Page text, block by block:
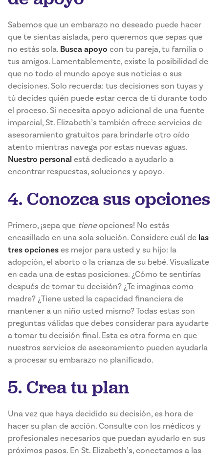
Sabemos que un embarazo no deseado puede hacer
que te sientas aislada, pero queremos que sepas que
no estás sola. Busca apoyo con tu pareja, tu familia o
tus amigos. Lamentablemente, existe la posibilidad de
que no todo el mundo apoye sus noticias o sus
decisiones. Solo recuerda: tus decisiones son tuyas y
tú decides quién puede estar cerca de ti durante todo
el proceso. Si necesita apoyo adicional de una fuente
imparcial, St. Elizabeth’s también ofrece servicios de
asesoramiento gratuitos para brindarle otro oído
atento mientras navega por estas nuevas aguas.
Nuestro personal está dedicado a ayudarlo a
encontrar respuestas, soluciones y apoyo.
4. Conozca sus opciones
Primero, ¡sepa que tieneopciones! No estás
encasillado en una sola solución. Considere cuál de las
tres opcioneses mejor para usted y su hijo: la
adopción, el aborto o la crianza de su bebé. Visualízate
en cada una de estas posiciones. ¿Cómo te sentirías
después de tomar tu decisión? ¿Te imaginas como
madre? ¿Tiene usted la capacidad financiera de
mantener a un niño usted mismo? Todas estas son
preguntas válidas que debes considerar para ayudarte
a tomar tu decisión final. Esta es otra forma en que
nuestros servicios de asesoramiento pueden ayudarla
a procesar su embarazo no planificado.
5. Crea tu plan
Una vez que haya decidido su decisión, es hora de
hacer su plan de acción. Consulte con los médicos y
profesionales necesarios que puedan ayudarlo en sus
próximos pasos. En St. Elizabeth’s, conectamos a las